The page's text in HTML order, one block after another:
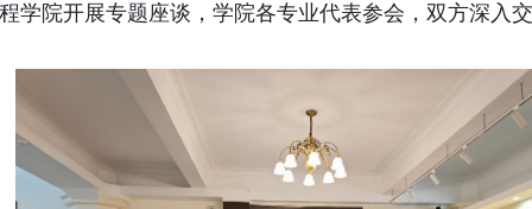
学院开展专题座谈，学院各专业代表参会，双方深入